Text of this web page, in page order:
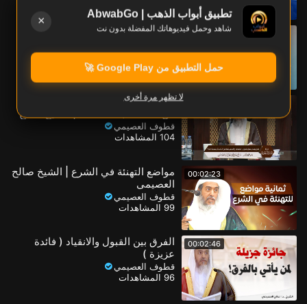
00:01:42
كتاب نفيس في شرح أسماء الله
قطوف العصيمي
112 المشاهدات
هل يصح جعل تصوير الطعام والمعيشة
من التحدث بنعمة الله؟ | الشيخ صالح
العصيمي
قطوف العصيمي
104 المشاهدات
00:02:23
مواضع التهنئة في الشرع | الشيخ صالح
العصيمي
قطوف العصيمي
99 المشاهدات
00:02:46
الفرق بين القبول والانقياد ( فائدة
عزيزة )
قطوف العصيمي
96 المشاهدات
تطبيق أبواب الذهب | AbwabGo
شاهد وحمل فيديوهاتك المفضلة بدون نت
×
حمل التطبيق من Google Play 🚀
لا تظهر مرة أخرى